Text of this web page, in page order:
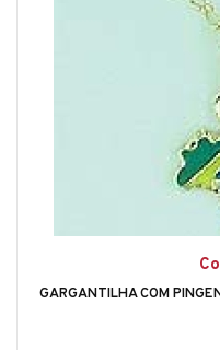
GARGANTILHA COM